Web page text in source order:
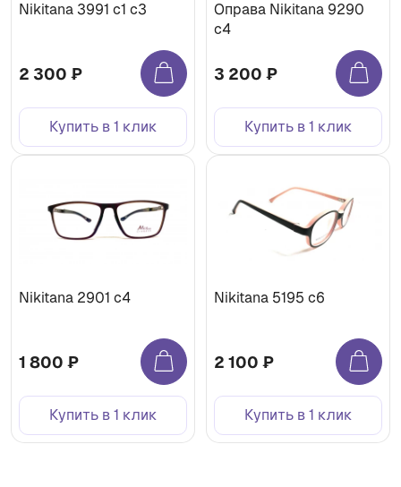
Nikitana 3991 c1 с3
2 300 ₽
Купить в 1 клик
Оправа Nikitana 9290
c4
3 200 ₽
Купить в 1 клик
Nikitana 2901 c4
1 800 ₽
Купить в 1 клик
Nikitana 5195 c6
2 100 ₽
Купить в 1 клик